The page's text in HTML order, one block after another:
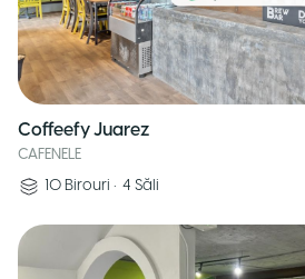
Coffeefy Juarez
CAFENELE
10 Birouri • 4 Săli